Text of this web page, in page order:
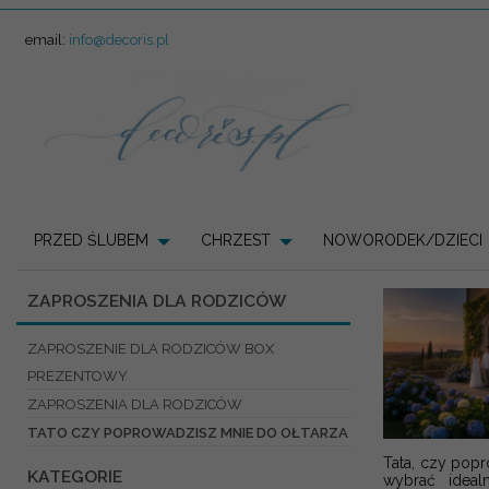
email: info@decoris.pl
PRZED ŚLUBEM CHRZEST NOWORODEK/DZIECI
ZAPROSZENIA DLA RODZICÓW
ZAPROSZENIE DLA RODZICÓW BOX
PREZENTOWY
ZAPROSZENIA DLA RODZICÓW
TATO CZY POPROWADZISZ MNIE DO OŁTARZA
KATEGORIE
Tata, czy
wybrać